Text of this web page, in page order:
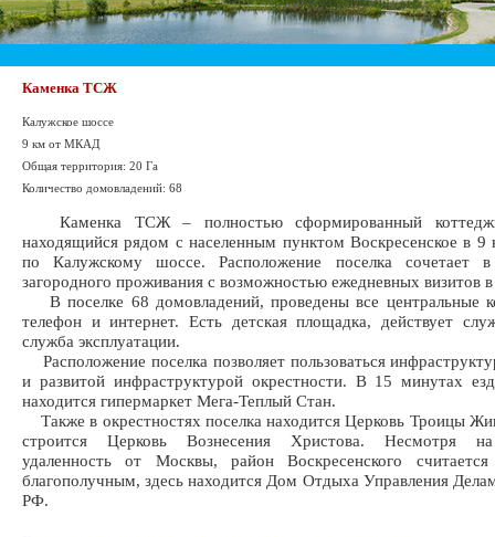
Каменка ТСЖ
Калужское шоссе
9 км от МКАД
Общая территория: 20 Га
Количество домовладений: 68
Каменка ТСЖ – полностью сформированный
находящийся рядом с населенным пунктом Воскресенское в
по Калужскому шоссе. Расположение поселка сочетает
загородного проживания с возможностью ежедневных визитов
В поселке 68 домовладений, проведены все центральные
телефон и интернет. Есть детская площадка, действует
служба эксплуатации.
Расположение поселка позволяет пользоваться
и развитой инфраструктурой окрестности. В 15 минутах
находится гипермаркет Мега-Теплый Стан.
Также в окрестностях поселка находится Церковь Троицы
строится Церковь Вознесения Христова. Несмотря
удаленность от Москвы, район Воскресенского считается
благополучным, здесь находится Дом Отдыха Управления
РФ.